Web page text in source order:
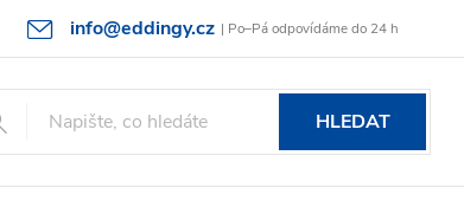
info@eddingy.cz | Po–Pá odpovídáme do 24 h
Rady a tipy Vrácení zboží a reklamace Obchodní
HLEDAT